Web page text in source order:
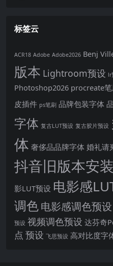
标签云
ACR18 Adobe Adobe2026 Benj
版本 Lightroom预设 lr
Photoshop2026 procreate
皮插件 ps笔刷 品牌包装字体
字体 复古LUT预设 复古胶片预设
体 奢侈品品牌字体 婚礼请
抖音旧版本安
影LUT预设 电影感
调色电影感调色预设
预设 视频调色预设 达芬奇
点 预设 飞思预设 高对比度字